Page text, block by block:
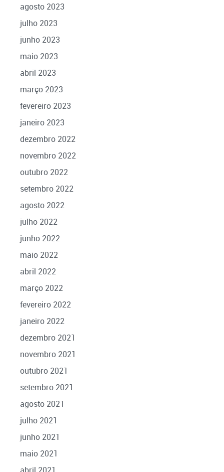
agosto 2023
julho 2023
junho 2023
maio 2023
abril 2023
março 2023
fevereiro 2023
janeiro 2023
dezembro 2022
novembro 2022
outubro 2022
setembro 2022
agosto 2022
julho 2022
junho 2022
maio 2022
abril 2022
março 2022
fevereiro 2022
janeiro 2022
dezembro 2021
novembro 2021
outubro 2021
setembro 2021
agosto 2021
julho 2021
junho 2021
maio 2021
abril 2021